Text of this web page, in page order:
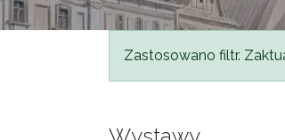
Komunikat
Zastosowano filtr.